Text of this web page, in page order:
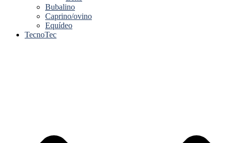
Bubalino
Caprino/ovino
Equídeo
TecnoTec